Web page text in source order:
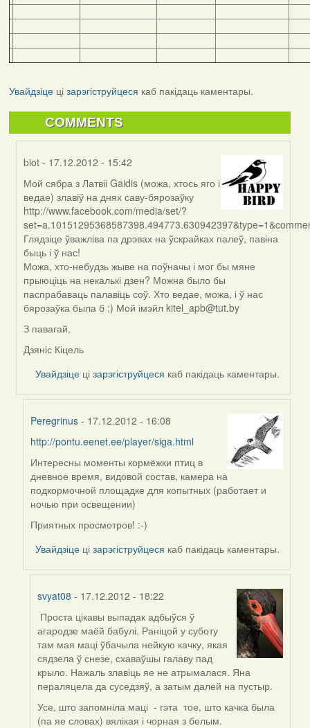
Увайдзіцеці зарэгіструйцеся каб пакідаць каментары.
COMMENTS
biot - 17.12.2012 - 15:42
In
reply
to
by
biot
Мой сябра з Латвіі Gaidis (можа, хтось яго і
ведае) злавіў на днях саву-бярозаўку
http://www.facebook.com/media/set/?
Глядзіце ўважліва па дрэвах на ўскрайках палеў, павіна
быць і ў нас!
Можа, хто-небудзь жыве на поўначы і мог бы мяне
прыюціць на некалькі дзен? Можна было бы
паспрабаваць палавіць соў. Хто ведае, можа, і ў нас
бярозаўка была б ;) Мой імэйл kitel_apb@tut.by
З павагай,
Дзяніс Кіцель
Увайдзіце цізарэгіструйцеся каб пакідаць каментары.
Peregrinus - 17.12.2012 - 16:08
In
reply
to
by
biot
http://pontu.eenet.ee/player/siga.html
Интересны моменты кормёжки птиц в
дневное время, видовой состав, камера на
подкормочной площадке для копытных (работает и
ночью при освещении)
Приятных просмотров! :-)
Увайдзіце цізарэгіструйцеся каб пакідаць каментары.
svyat08 - 17.12.2012 - 18:22
In
reply
to
by
Peregrinus
Проста цікавы выпадак адбыўся ў
агародзе маёй бабулі. Раніцой у суботу
там мая маці ўбачыла нейкую качку, якая
сядзела ў снезе, схаваўшы галаву пад
крыло. Нажаль злавіць яе не атрымалася. Яна
пераляцела да суседзяў, а затым далей на пустыр.
Усе, што запомніла маці - гэта тое, што качка была
(па яе словах) вялікая і чорная з белым.